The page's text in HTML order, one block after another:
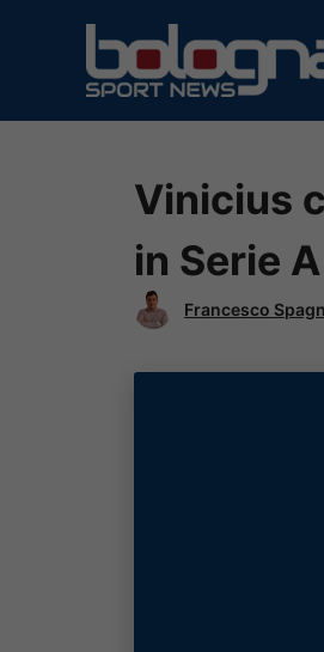
contenuto
Vinicius
in Serie A
Francesco